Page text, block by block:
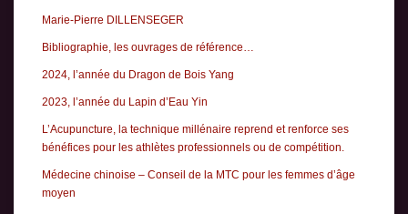
Marie-Pierre DILLENSEGER
Bibliographie, les ouvrages de référence…
2024, l’année du Dragon de Bois Yang
2023, l’année du Lapin d’Eau Yin
L’Acupuncture, la technique millénaire reprend et renforce ses
bénéfices pour les athlètes professionnels ou de compétition.
Médecine chinoise – Conseil de la MTC pour les femmes d’âge
moyen